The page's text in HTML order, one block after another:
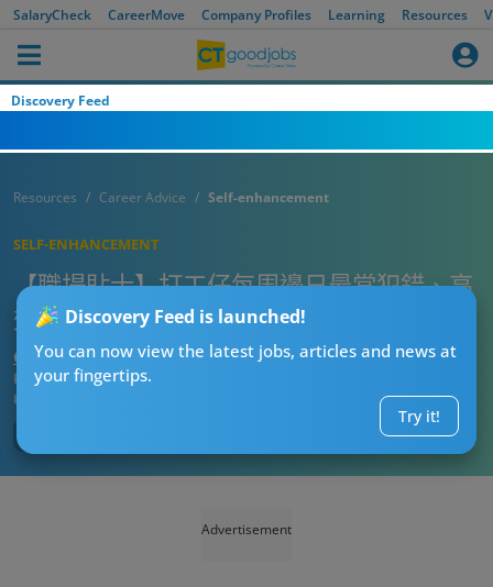
SalaryCheck CareerMove Company Profiles Learning Resources
Discovery Feed
Discovery Feed is launched!
You can now view the latest jobs, articles and news at
your fingertips.
Try it!
Resources Career Advice Self-enhancement
SELF-ENHANCEMENT
【職場貼士】打工仔每周邊日最常犯錯、高
效率？調查話飯後好易做錯嘢！
CTgoodjobs’ Editor
Published:2023-08-10
Updated:
Advertisement